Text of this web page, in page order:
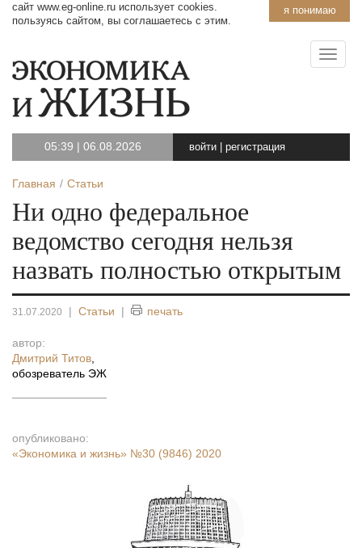
я понимаю
сайт www.eg-online.ru использует cookies.
пользуясь сайтом, вы соглашаетесь с этим.
05:39 | 06.08.2026 войти регистрация
Главная Статьи
Ни одно федеральное
ведомство сегодня нельзя
назвать полностью открытым
31.07.2020 | Статьи | печать
автор:
Дмитрий Титов
обозреватель ЭЖ
опубликовано:
«Экономика и жизнь» №30 (9846) 2020